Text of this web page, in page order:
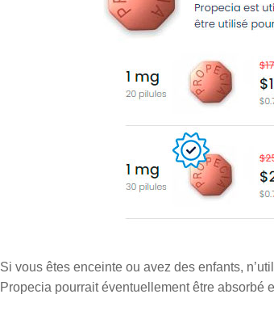
Si vous êtes enceinte ou avez des enfants,
Propecia pourrait éventuellement être